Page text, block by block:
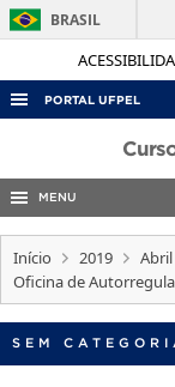
BRASIL
PORTAL UFPEL
ACESSO À
AUDITORIA
CONCURSOS
EDITAIS
INTERNACIONAL
MENU
Início 2019 Abril
Oficina de
SEM